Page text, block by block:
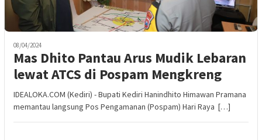
08/04/2024
Mas Dhito Pantau Arus Mudik Lebaran
lewat ATCS di Pospam Mengkreng
IDEALOKA.COM (Kediri) - Bupati Kediri Hanindhito Himawan Pramana
memantau langsung Pos Pengamanan (Pospam) Hari Raya […]